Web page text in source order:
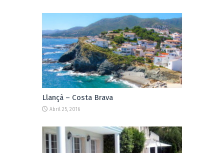
Llançà – Costa Brava
Abril 25, 2016